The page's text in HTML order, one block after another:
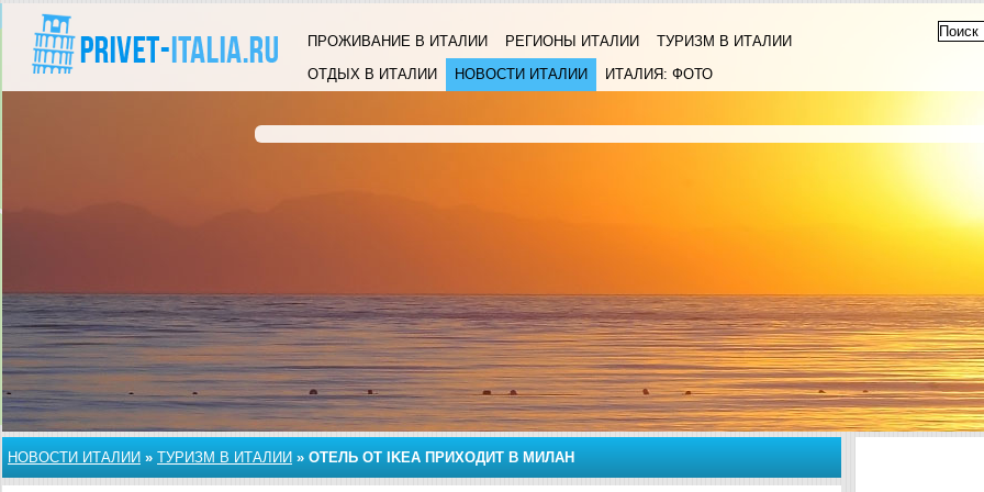
ПРОЖИВАНИЕ В ИТАЛИИ РЕГИОНЫ ИТАЛИИ
ТУРИЗМ В ИТАЛИИ
ОТДЫХ В ИТАЛИИ
НОВОСТИ ИТАЛИИ ИТАЛИЯ: ФОТО
НОВОСТИ ИТАЛИИ » ТУРИЗМ В ИТАЛИИ » ОТЕЛЬ ОТ IKEA ПРИХОДИТ В МИЛАН